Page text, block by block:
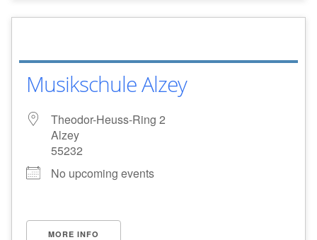
Musikschule Alzey
Theodor-Heuss-Ring 2
Alzey
55232
No upcoming events
MORE INFO